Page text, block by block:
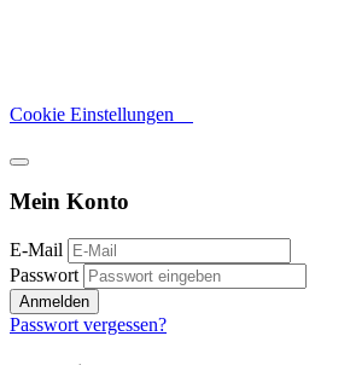
Cookie Einstellungen
Mein Konto
E-Mail
Passwort
Anmelden
Passwort vergessen?